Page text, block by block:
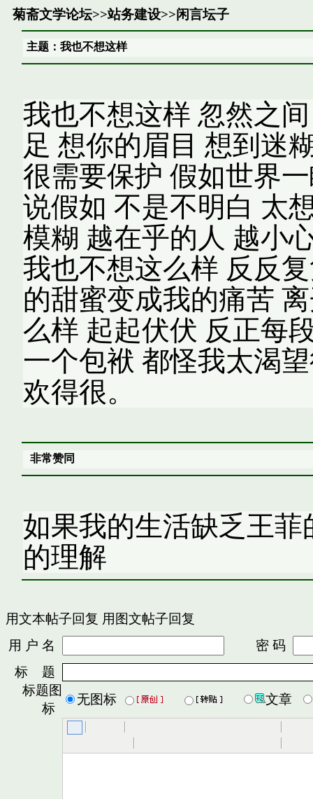
菊斋文学论坛>>站务建设>>闲言坛子
主题：我也不想这样
我也不想这样 忽然之
足 想你的眉目 想到迷
很需要保护 假如世界
说假如 不是不明白 太
模糊 越在乎的人 越小
我也不想这么样 反反
的甜蜜变成我的痛苦
么样 起起伏伏 反正每
一个包袱 都怪我太渴
欢得很。
非常赞同
如果我的生活缺乏王
的理解
用文本帖子回复 用图文帖子回复
用 户 名
密 码
标 题
标题图
标
无图标 文章